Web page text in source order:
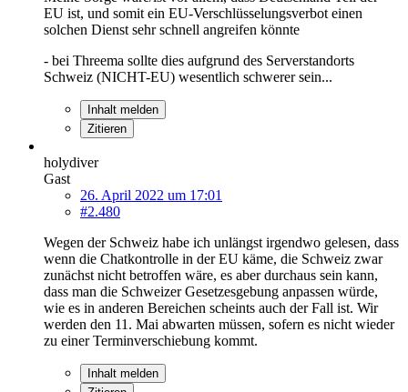
EU ist, und somit ein EU-Verschlüsselungsverbot einen
solchen Dienst sehr schnell angreifen könnte
- bei Threema sollte dies aufgrund des Serverstandorts
Schweiz (NICHT-EU) wesentlich schwerer sein...
Inhalt melden
Zitieren
holydiver
Gast
26. April 2022 um 17:01
#2.480
Wegen der Schweiz habe ich unlängst irgendwo gelesen, dass
wenn die Chatkontrolle in der EU käme, die Schweiz zwar
zunächst nicht betroffen wäre, es aber durchaus sein kann,
dass man die Schweizer Gesetzesgebung anpassen würde,
wie es in anderen Bereichen scheints auch der Fall ist. Wir
werden den 11. Mai abwarten müssen, sofern es nicht wieder
zu einer Terminverschiebung kommt.
Inhalt melden